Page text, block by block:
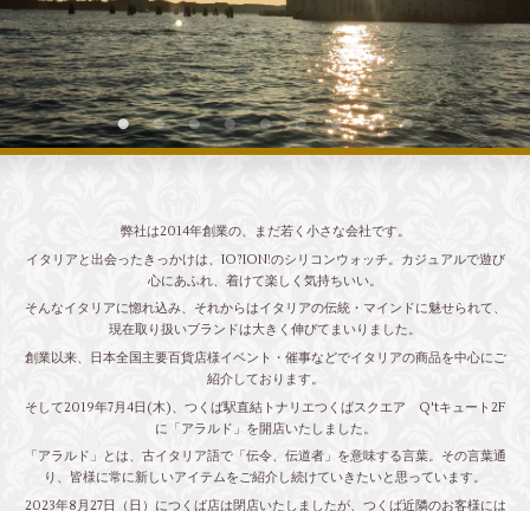
弊社は2014年創業の、まだ若く小さな会社です。
イタリアと出会ったきっかけは、IO?ION!のシリコンウォッチ。カジュアルで遊び
心にあふれ、着けて楽しく気持ちいい。
そんなイタリアに惚れ込み、それからはイタリアの伝統・マインドに魅せられて、
現在取り扱いブランドは大きく伸びてまいりました。
創業以来、日本全国主要百貨店様イベント・催事などでイタリアの商品を中心にご
紹介しております。
そして2019年7月4日(木)、つくば駅直結トナリエつくばスクエア Q'tキュート2F
に「アラルド」を開店いたしました。
「アラルド」とは、古イタリア語で「伝令、伝道者」を意味する言葉。その言葉通
り、皆様に常に新しいアイテムをご紹介し続けていきたいと思っています。
2023年8月27日（日）につくば店は閉店いたしましたが、つくば近隣のお客様には